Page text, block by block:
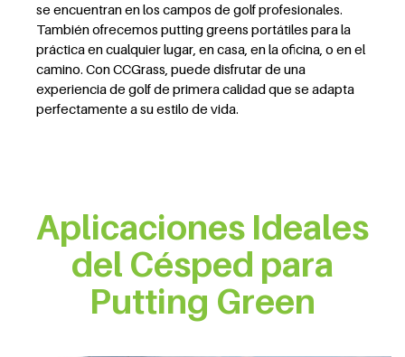
se encuentran en los campos de golf profesionales.
También ofrecemos putting greens portátiles para la
práctica en cualquier lugar, en casa, en la oficina, o en el
camino. Con CCGrass, puede disfrutar de una
experiencia de golf de primera calidad que se adapta
perfectamente a su estilo de vida.
Aplicaciones Ideales
del Césped para
Putting Green